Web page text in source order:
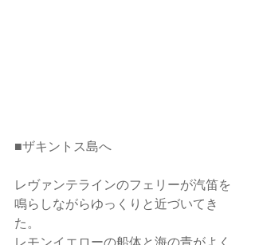
■ザキントス島へ
レヴァンテラインのフェリーが汽笛を
鳴らしながらゆっくりと近づいてき
た。
レモンイエローの船体と海の青がよく